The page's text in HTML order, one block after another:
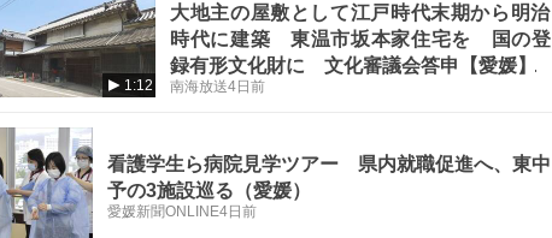
1:12
大地主の屋敷として江戸時代末期から明治
時代に建築 東温市坂本家住宅を 国の登
録有形文化財に 文化審議会答申【愛媛】
南海放送4日前
看護学生ら病院見学ツアー 県内就職促進へ、東中
予の3施設巡る（愛媛）
愛媛新聞ONLINE4日前